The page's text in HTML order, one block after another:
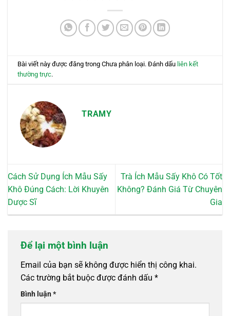
Bài viết này được đăng trong Chưa phân loại. Đánh dấu liên kết
thường trực.
TRAMY
Cách Sử Dụng Ích Mẫu Sấy
Khô Đúng Cách: Lời Khuyên
Dược Sĩ
Trà Ích Mẫu Sấy Khô Có Tốt
Không? Đánh Giá Từ Chuyên
Gia
Để lại một bình luận
Email của bạn sẽ không được hiển thị công khai.
Các trường bắt buộc được đánh dấu *
Bình luận*